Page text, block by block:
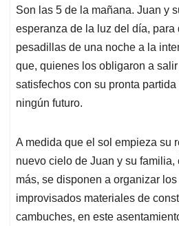
s
A
p
p
b
o
o
k
e
d
I
n
l
a
d
s
Son las 5 de la mañana. Juan y
esperanza de la luz del día, para
pesadillas de una noche a la
que, quienes los obligaron a
satisfechos con su pronta
ningún futuro.
A medida que el sol empieza su
nuevo cielo de Juan y su
más, se disponen a organizar
improvisados materiales de
cambuches, en este